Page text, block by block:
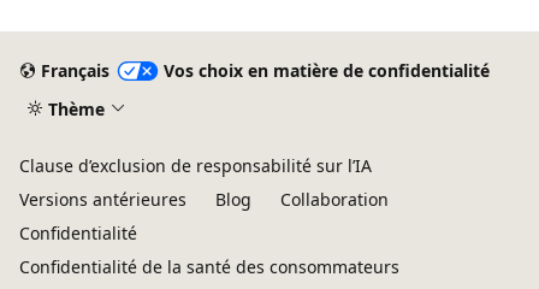
Français
Vos choix en matière de confidentialité
Thème
Clause d’exclusion de responsabilité sur l’IA
Versions antérieures
Blog
Collaboration
Confidentialité
Confidentialité de la santé des consommateurs